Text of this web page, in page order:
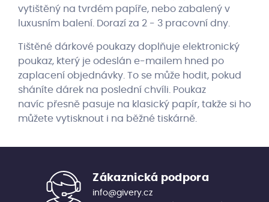
vytištěný na tvrdém papíře, nebo zabalený v
luxusním balení. Dorazí za 2 - 3 pracovní dny.
Tištěné dárkové poukazy doplňuje elektronický
poukaz, který je odeslán e-mailem hned po
zaplacení objednávky. To se může hodit, pokud
sháníte dárek na poslední chvíli. Poukaz
navíc přesně pasuje na klasický papír, takže si ho
můžete vytisknout i na běžné tiskárně.
Zákaznická podpora
info@givery.cz